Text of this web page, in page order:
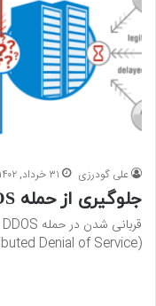
علی گودرزی ۳۱ خرداد, ۱۴۰۲
جلوگیری از حمله DDOS به سرور
(Distributed Denial of Service) می‌تواند فاجعه بار باشد. به…